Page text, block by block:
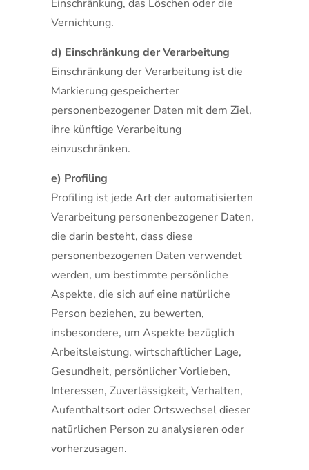
Einschränkung, das Löschen oder die
Vernichtung.
d) Einschränkung der Verarbeitung
Einschränkung der Verarbeitung ist die
Markierung gespeicherter
personenbezogener Daten mit dem Ziel,
ihre künftige Verarbeitung
einzuschränken.
e) Profiling
Profiling ist jede Art der automatisierten
Verarbeitung personenbezogener Daten,
die darin besteht, dass diese
personenbezogenen Daten verwendet
werden, um bestimmte persönliche
Aspekte, die sich auf eine natürliche
Person beziehen, zu bewerten,
insbesondere, um Aspekte bezüglich
Arbeitsleistung, wirtschaftlicher Lage,
Gesundheit, persönlicher Vorlieben,
Interessen, Zuverlässigkeit, Verhalten,
Aufenthaltsort oder Ortswechsel dieser
natürlichen Person zu analysieren oder
vorherzusagen.